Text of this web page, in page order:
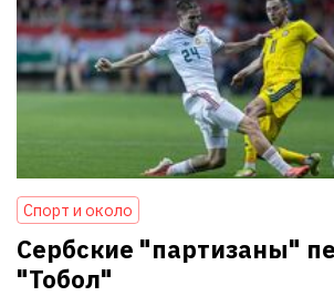
Спорт и около
Сербские "партизаны"
"Тобол"